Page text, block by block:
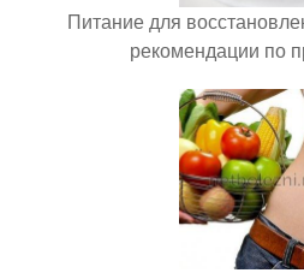
Питание для
рекомендации по